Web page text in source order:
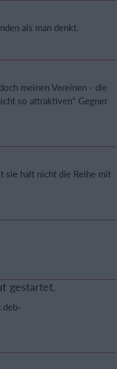
als man denkt.
meinen Vereinen - die
so attraktiven" Gegner
sie halt nicht die Reihe mit
gestartet.